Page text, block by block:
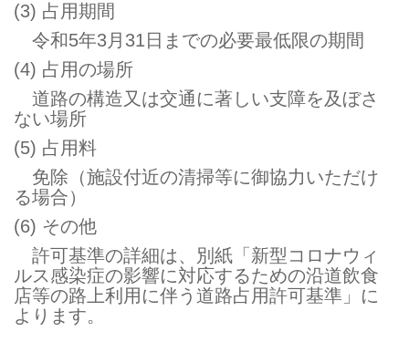
(3) 占用期間
令和5年3月31日までの必要最低限の期間
(4) 占用の場所
道路の構造又は交通に著しい支障を及ぼさ
ない場所
(5) 占用料
免除（施設付近の清掃等に御協力いただけ
る場合）
(6) その他
許可基準の詳細は、別紙「新型コロナウィ
ルス感染症の影響に対応するための沿道飲食
店等の路上利用に伴う道路占用許可基準」に
よります。